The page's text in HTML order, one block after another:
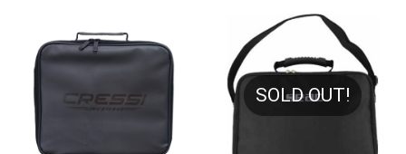
SOLD OUT!